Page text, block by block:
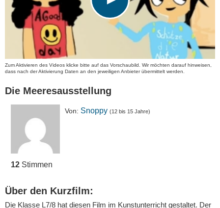
Zum Aktivieren des Videos klicke bitte auf das Vorschaubild. Wir möchten darauf hinweisen,
dass nach der Aktivierung Daten an den jeweiligen Anbieter übermittelt werden.
Die Meeresausstellung
Von: Snoppy (12 bis 15 Jahre)
12 Stimmen
Über den Kurzfilm:
Die Klasse L7/8 hat diesen Film im Kunstunterricht gestaltet. Der